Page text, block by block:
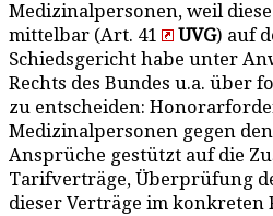
Medizinalpersonen, weil
mittelbar (Art. 41
UVG) auf
Schiedsgericht habe unter
Rechts des Bundes u.a. über
zu entscheiden:
Medizinalpersonen gegen
Ansprüche gestützt auf die
Tarifverträge, Überprüfung
dieser Verträge im konkreten